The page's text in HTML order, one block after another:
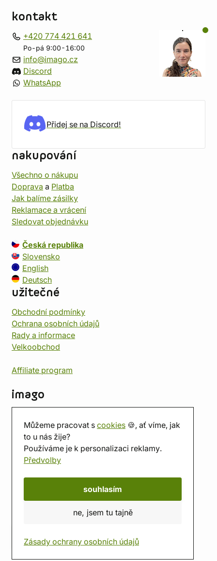
Můžeme pracovat s cookies 🍪, ať víme, jak
to u nás žije?
Používáme je k personalizaci reklamy.
Předvolby
souhlasím
ne, jsem tu tajně
Zásady ochrany osobních údajů
kontakt
+420 774 421 641
Po-pá 9:00-16:00
info@imago.cz
Discord
WhatsApp
Přidej se na Discord!
nakupování
Všechno o nákupu
Doprava a Platba
Jak balíme zásilky
Reklamace a vrácení
Sledovat objednávku
Česká republika
Slovensko
English
Deutsch
užitečné
Obchodní podmínky
Ochrana osobních údajů
Rady a informace
Velkoobchod
Affiliate program
imago
Prodejna
Herna
O nás
Hodnocení obchodu